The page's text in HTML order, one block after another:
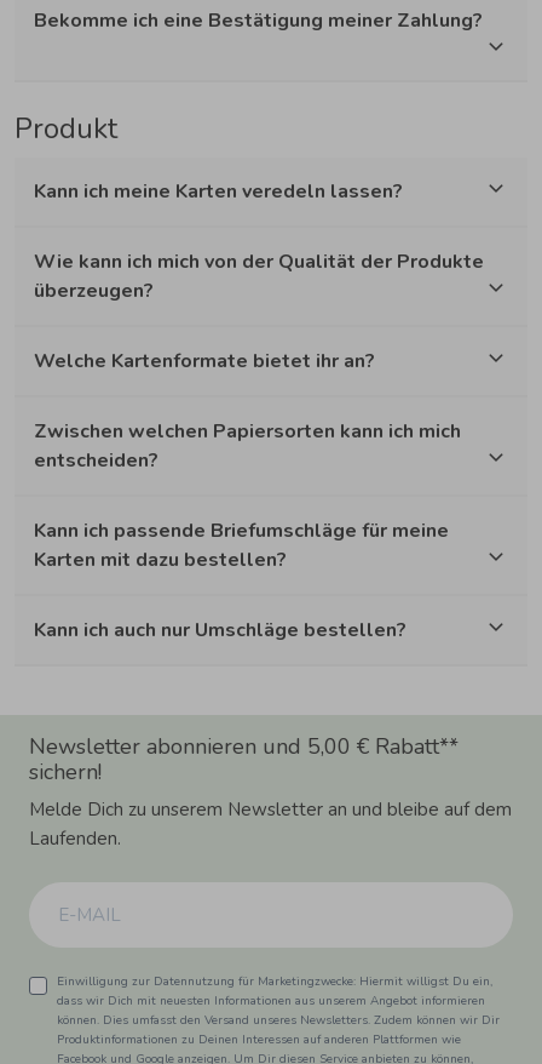
Bekomme ich eine Bestätigung meiner Zahlung?
Produkt
Kann ich meine Karten veredeln lassen?
Wie kann ich mich von der Qualität der Produkte
überzeugen?
Welche Kartenformate bietet ihr an?
Zwischen welchen Papiersorten kann ich mich
entscheiden?
Kann ich passende Briefumschläge für meine
Karten mit dazu bestellen?
Kann ich auch nur Umschläge bestellen?
Newsletter abonnieren und 5,00 € Rabatt**
sichern!
Melde Dich zu unserem Newsletter an und bleibe auf dem
Laufenden.
Einwilligung zur Datennutzung für Marketingzwecke: Hiermit willigst Du ein,
dass wir Dich mit neuesten Informationen aus unserem Angebot informieren
können. Dies umfasst den Versand unseres Newsletters. Zudem können wir Dir
Produktinformationen zu Deinen Interessen auf anderen Plattformen wie
Facebook und Google anzeigen. Um Dir diesen Service anbieten zu können,